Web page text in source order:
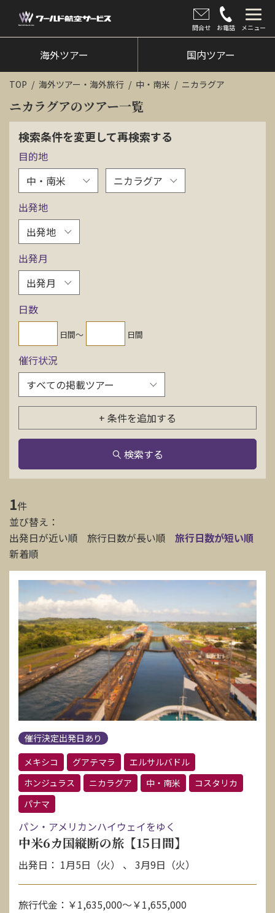
問合せ お電話 メニュー
海外ツアー
国内ツアー
クルーズツアー
ツアー催行状況
旅のひろば
イベント
新着情報
会社情報
資料請求
電話にてお問い合わせ
検索
海外ツアー 国内ツアー
TOP 海外ツアー・海外旅行 中・南米 ニカラグア
ニカラグアのツアー一覧
検索条件を変更して再検索する
目的地
出発地
出発月
日数
日間〜 日間
催行状況
+ 条件を追加する
検索する
1件
並び替え：
出発日が近い順
旅行日数が長い順
旅行日数が短い順
新着順
催行決定出発日あり
メキシコ
グアテマラ
エルサルバドル
ホンジュラス
ニカラグア 中・南米
コスタリカ
パナマ
パン・アメリカンハイウェイをゆく
中米6カ国縦断の旅【15日間】
出発日： 1月5日（火） 、 3月9日（火）
旅行代金：￥1,635,000～￥1,655,000